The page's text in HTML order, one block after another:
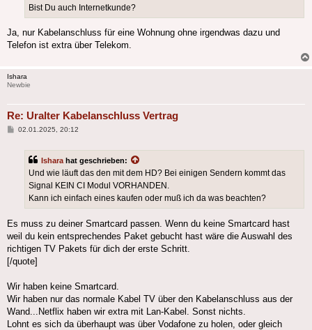
Bist Du auch Internetkunde?
Ja, nur Kabelanschluss für eine Wohnung ohne irgendwas dazu und
Telefon ist extra über Telekom.
Ishara
Newbie
Re: Uralter Kabelanschluss Vertrag
Beitrag
02.01.2025, 20:12
Ishara hat geschrieben:
Und wie läuft das den mit dem HD? Bei einigen Sendern kommt das
Signal KEIN CI Modul VORHANDEN.
Kann ich einfach eines kaufen oder muß ich da was beachten?
Es muss zu deiner Smartcard passen. Wenn du keine Smartcard hast
weil du kein entsprechendes Paket gebucht hast wäre die Auswahl des
richtigen TV Pakets für dich der erste Schritt.
[/quote]
Wir haben keine Smartcard.
Wir haben nur das normale Kabel TV über den Kabelanschluss aus der
Wand...Netflix haben wir extra mit Lan-Kabel. Sonst nichts.
Lohnt es sich da überhaupt was über Vodafone zu holen, oder gleich